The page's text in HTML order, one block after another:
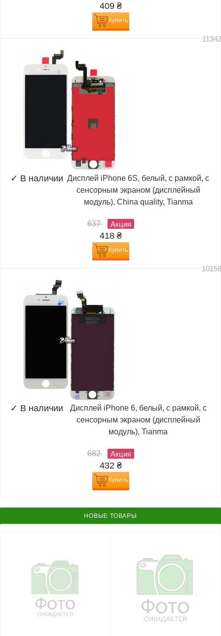
409 ₴
Купить
✓ В наличии Дисплей iPhone 6S, белый, с рамкой, с
сенсорным экраном (дисплейный
модуль), China quality, Tianma
637 Акция
418 ₴
Купить
✓ В наличии
Дисплей iPhone 6, белый, с рамкой, с
сенсорным экраном (дисплейный
модуль), Tianma
682 Акция
432 ₴
Купить
НОВЫЕ ТОВАРЫ